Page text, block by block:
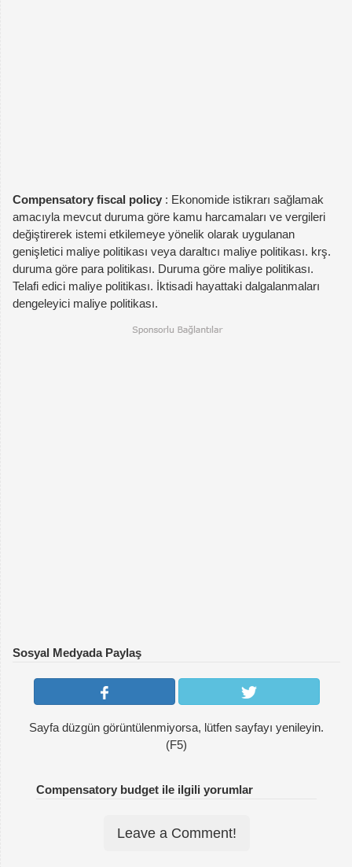
Compensatory fiscal policy : Ekonomide istikrarı sağlamak
amacıyla mevcut duruma göre kamu harcamaları ve vergileri
değiştirerek istemi etkilemeye yönelik olarak uygulanan
genişletici maliye politikası veya daraltıcı maliye politikası. krş.
duruma göre para politikası. Duruma göre maliye politikası.
Telafi edici maliye politikası. İktisadi hayattaki dalgalanmaları
dengeleyici maliye politikası.
Sosyal Medyada Paylaş
Sayfa düzgün görüntülenmiyorsa, lütfen sayfayı yenileyin.
(F5)
Compensatory budget ile ilgili yorumlar
Leave a Comment!